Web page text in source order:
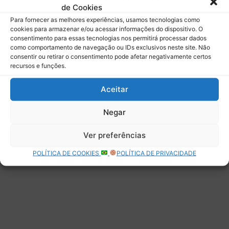
de Cookies
Para fornecer as melhores experiências, usamos tecnologias como
cookies para armazenar e/ou acessar informações do dispositivo. O
consentimento para essas tecnologias nos permitirá processar dados
como comportamento de navegação ou IDs exclusivos neste site. Não
consentir ou retirar o consentimento pode afetar negativamente certos
recursos e funções.
Aceitar
Negar
Ver preferências
POLÍTICA DE COOKIES POLÍTICA DE PRIVACIDADE
Deixe uma resposta